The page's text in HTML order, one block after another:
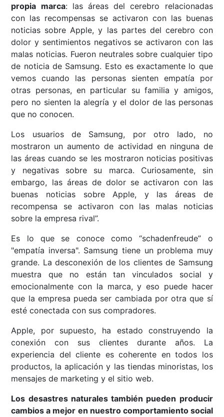
propia marca: las áreas del cerebro relacionadas
con las recompensas se activaron con las buenas
noticias sobre Apple, y las partes del cerebro con
dolor y sentimientos negativos se activaron con las
malas noticias. Fueron neutrales sobre cualquier tipo
de noticia de Samsung. Esto es exactamente lo que
vemos cuando las personas sienten empatía por
otras personas, en particular su familia y amigos,
pero no sienten la alegría y el dolor de las personas
que no conocen.
Los usuarios de Samsung, por otro lado, no
mostraron un aumento de actividad en ninguna de
las áreas cuando se les mostraron noticias positivas
y negativas sobre su marca. Curiosamente, sin
embargo, las áreas de dolor se activaron con las
buenas noticias sobre Apple, y las áreas de
recompensa se activaron con las malas noticias
sobre la empresa rival”.
Es lo que se conoce como “schadenfreude” o
"empatía inversa". Samsung tiene un problema muy
grande. La desconexión de los clientes de Samsung
muestra que no están tan vinculados social y
emocionalmente con la marca, y eso puede hacer
que la empresa pueda ser cambiada por otra que sí
esté conectada con sus compradores.
Apple, por supuesto, ha estado construyendo la
conexión con sus clientes durante años. La
experiencia del cliente es coherente en todos los
productos, la aplicación y las tiendas minoristas, los
mensajes de marketing y el sitio web.
Los desastres naturales también pueden producir
cambios a mejor en nuestro comportamiento social